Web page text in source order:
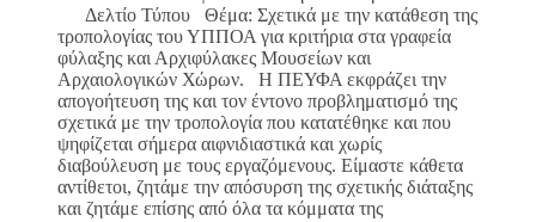
Δελτίο Τύπου Θέμα: Σχετικά με την κατάθεση της
τροπολογίας του ΥΠΠΟΑ για κριτήρια στα γραφεία
φύλαξης και Αρχιφύλακες Μουσείων και
Αρχαιολογικών Χώρων. Η ΠΕΥΦΑ εκφράζει την
απογοήτευση της και τον έντονο προβληματισμό της
σχετικά με την τροπολογία που κατατέθηκε και που
ψηφίζεται σήμερα αιφνιδιαστικά και χωρίς
διαβούλευση με τους εργαζόμενους. Είμαστε κάθετα
αντίθετοι, ζητάμε την απόσυρση της σχετικής διάταξης
και ζητάμε επίσης από όλα τα κόμματα της